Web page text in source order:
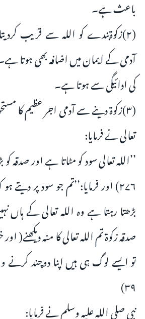
باعث ہے۔
(۲)زکوۃبندے کو اللہ سے قریب
آدمی کے ایمان میں اضافہ بھی ہوتا
کی ادائیگی سے ہوتا ہے۔
(۳)زکوۃ دینے سے آدمی اجر عظیم کا
تعالی نے فرمایا:
’’اللہ تعالی سود کو مٹاتا ہے اور صدقہ
۲۷۶) اور فرمایا:’’تم جو سود پر
بڑھتا رہتا ہے وہ اللہ تعالی کے ہاں
صدقہ زکوۃ تم اللہ تعالی کا منہ
تو ایسے لوگ ہی ہیں اپنا دوچند
۳۹)
نبی صلی اللہ علیہ وسلم نے فرمایا: